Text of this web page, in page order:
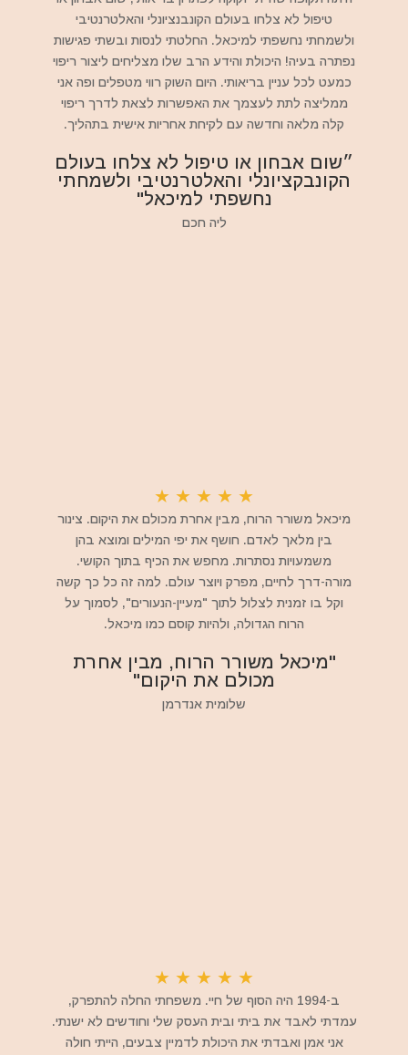
טיפול לא צלחו בעולם הקונבנציונלי והאלטרנטיבי
ולשמחתי נחשפתי למיכאל. החלטתי לנסות ובשתי פגישות
נפתרה בעיה! היכולת והידע הרב שלו מצליחים ליצור ריפוי
כמעט לכל עניין בריאותי. היום השוק רווי מטפלים ופה אני
ממליצה לתת לעצמך את האפשרות לצאת לדרך ריפוי
קלה מלאה וחדשה עם לקיחת אחריות אישית בתהליך.
״שום אבחון או טיפול לא צלחו בעולם
הקונבקציונלי והאלטרנטיבי ולשמחתי
נחשפתי למיכאל"
ליה חכם
★
★
★
★
★
מיכאל משורר הרוח, מבין אחרת מכולם את היקום. צינור
בין מלאך לאדם. חושף את יפי המילים ומוצא בהן
משמעויות נסתרות. מחפש את הכיף בתוך הקושי.
מורה-דרך לחיים, מפרק ויוצר עולם. למה זה כל כך קשה
וקל בו זמנית לצלול לתוך "מעיין-הנעורים", לסמוך על
הרוח הגדולה, ולהיות קוסם כמו מיכאל.
"מיכאל משורר הרוח, מבין אחרת
מכולם את היקום"
שלומית אנדרמן
★
★
★
★
★
ב-1994 היה הסוף של חיי. משפחתי החלה להתפרק,
עמדתי לאבד את ביתי ובית העסק שלי וחודשים לא ישנתי.
אני אמן ואבדתי את היכולת לדמיין צבעים, הייתי חולה